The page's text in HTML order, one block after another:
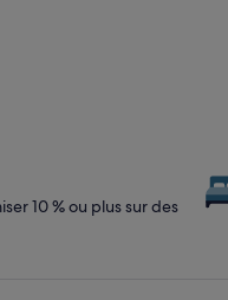
10 % ou plus sur des